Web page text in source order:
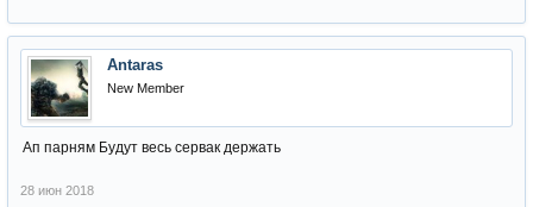
Antaras
New Member
Ап парням Будут весь сервак держать
28 июн 2018